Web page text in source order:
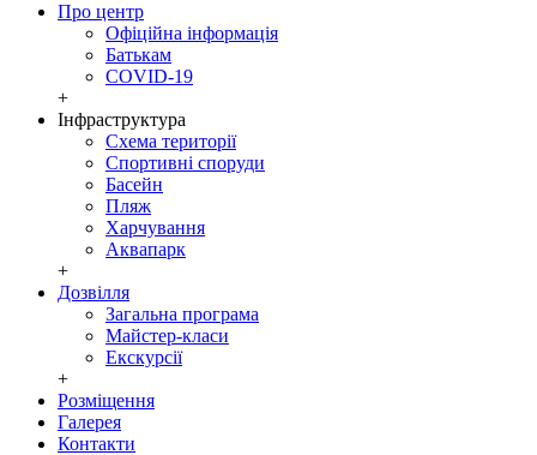
Про центр
Офіційна інформація
Батькам
COVID-19
+
Інфраструктура
Cхема території
Спортивні споруди
Басейн
Пляж
Харчування
Аквапарк
+
Дозвілля
Загальна програма
Майстер-класи
Екскурсії
+
Розміщення
Галерея
Контакти